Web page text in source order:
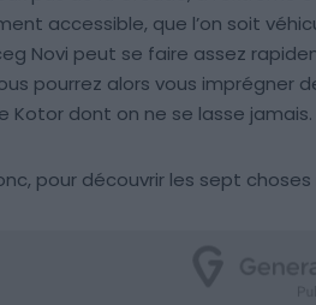
accessible, que l’on soit
Novi peut se faire assez
pourrez alors vous imprégner
Kotor dont on ne se lasse jamais.
pour découvrir les sept